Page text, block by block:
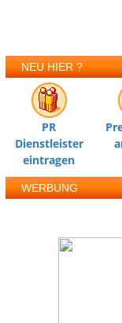
NEU HIER ?
PR
Dienstleister
eintragen
WERBUNG